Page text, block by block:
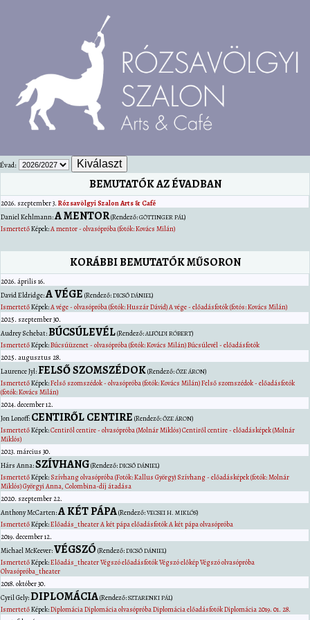
Évad:
BEMUTATÓK AZ ÉVADBAN
2026. szeptember 3. Rózsavölgyi Szalon Arts & Café
DanielKehlmann:A MENTOR(Rendező:GÖTTINGER PÁL)
IsmertetőKépek:A mentor - olvasópróba (fotók: Kovács Milán)
KORÁBBI BEMUTATÓK MŰSORON
2026. április 16.
DavidEldridge:A VÉGE (Rendező:DICSŐ DÁNIEL)
IsmertetőKépek:A vége - olvasópróba (fotók: Huszár Dávid)A vége - előadásfotók (fotós: Kovács Milán)
2025. szeptember 30.
Audrey Schebat:BÚCSÚLEVÉL(Rendező:ALFÖLDI RÓBERT)
IsmertetőKépek:Búcsúüzenet - olvasópróba (fotók: Kovács Milán)Búcsúlevél - előadásfotók
2025. augusztus 28.
LaurenceJyl:FELSŐ SZOMSZÉDOK(Rendező:ŐZE ÁRON)
IsmertetőKépek:Felső szomszédok - olvasópróba (fotók: Kovács Milán)Felső szomszédok - előadásfotók
(fotók: Kovács Milán)
2024. december 12.
JonLonoff: CENTIRŐL CENTIRE (Rendező:ŐZE ÁRON)
IsmertetőKépek:Centiről centire - olvasópróba (Molnár Miklós)Centiről centire - előadásképek (Molnár
Miklós)
2023. március 30.
Hárs Anna:SZÍVHANG(Rendező:DICSŐ DÁNIEL)
IsmertetőKépek: Szívhang olvasópróba (Fotók: Kallus György) Szívhang - előadásképek (fotók: Molnár
Miklós)Györgyi Anna, Colombina-díj átadása
2020. szeptember 22.
AnthonyMcCarten:A KÉT PÁPA(Rendező:VECSEI H. MIKLÓS)
IsmertetőKépek:Előadás_theaterA két pápa előadásfotókA két pápa olvasópróba
2019. december 12.
MichaelMcKeever:VÉGSZÓ (Rendező:DICSŐ DÁNIEL)
IsmertetőKépek:Előadás_theaterVégszó előadásfotókVégszó előképVégszó olvasópróba
Olvasópróba_theater
2018. október 30.
CyrilGely:DIPLOMÁCIA(Rendező:SZTARENKI PÁL)
IsmertetőKépek:DiplomáciaDiplomácia olvasópróbaDiplomácia előadásfotókDiplomácia 2019. 01. 28.